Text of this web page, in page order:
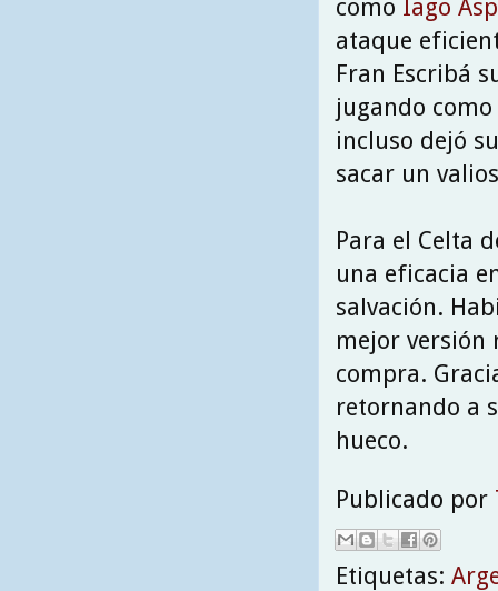
como Iago
ataque
Fran Escribá
jugando
incluso dejó
sacar un
Para el Celta
una eficacia
salvación.
mejor versión
compra.
retornando a
hueco.
Publicado por
Etiquetas: